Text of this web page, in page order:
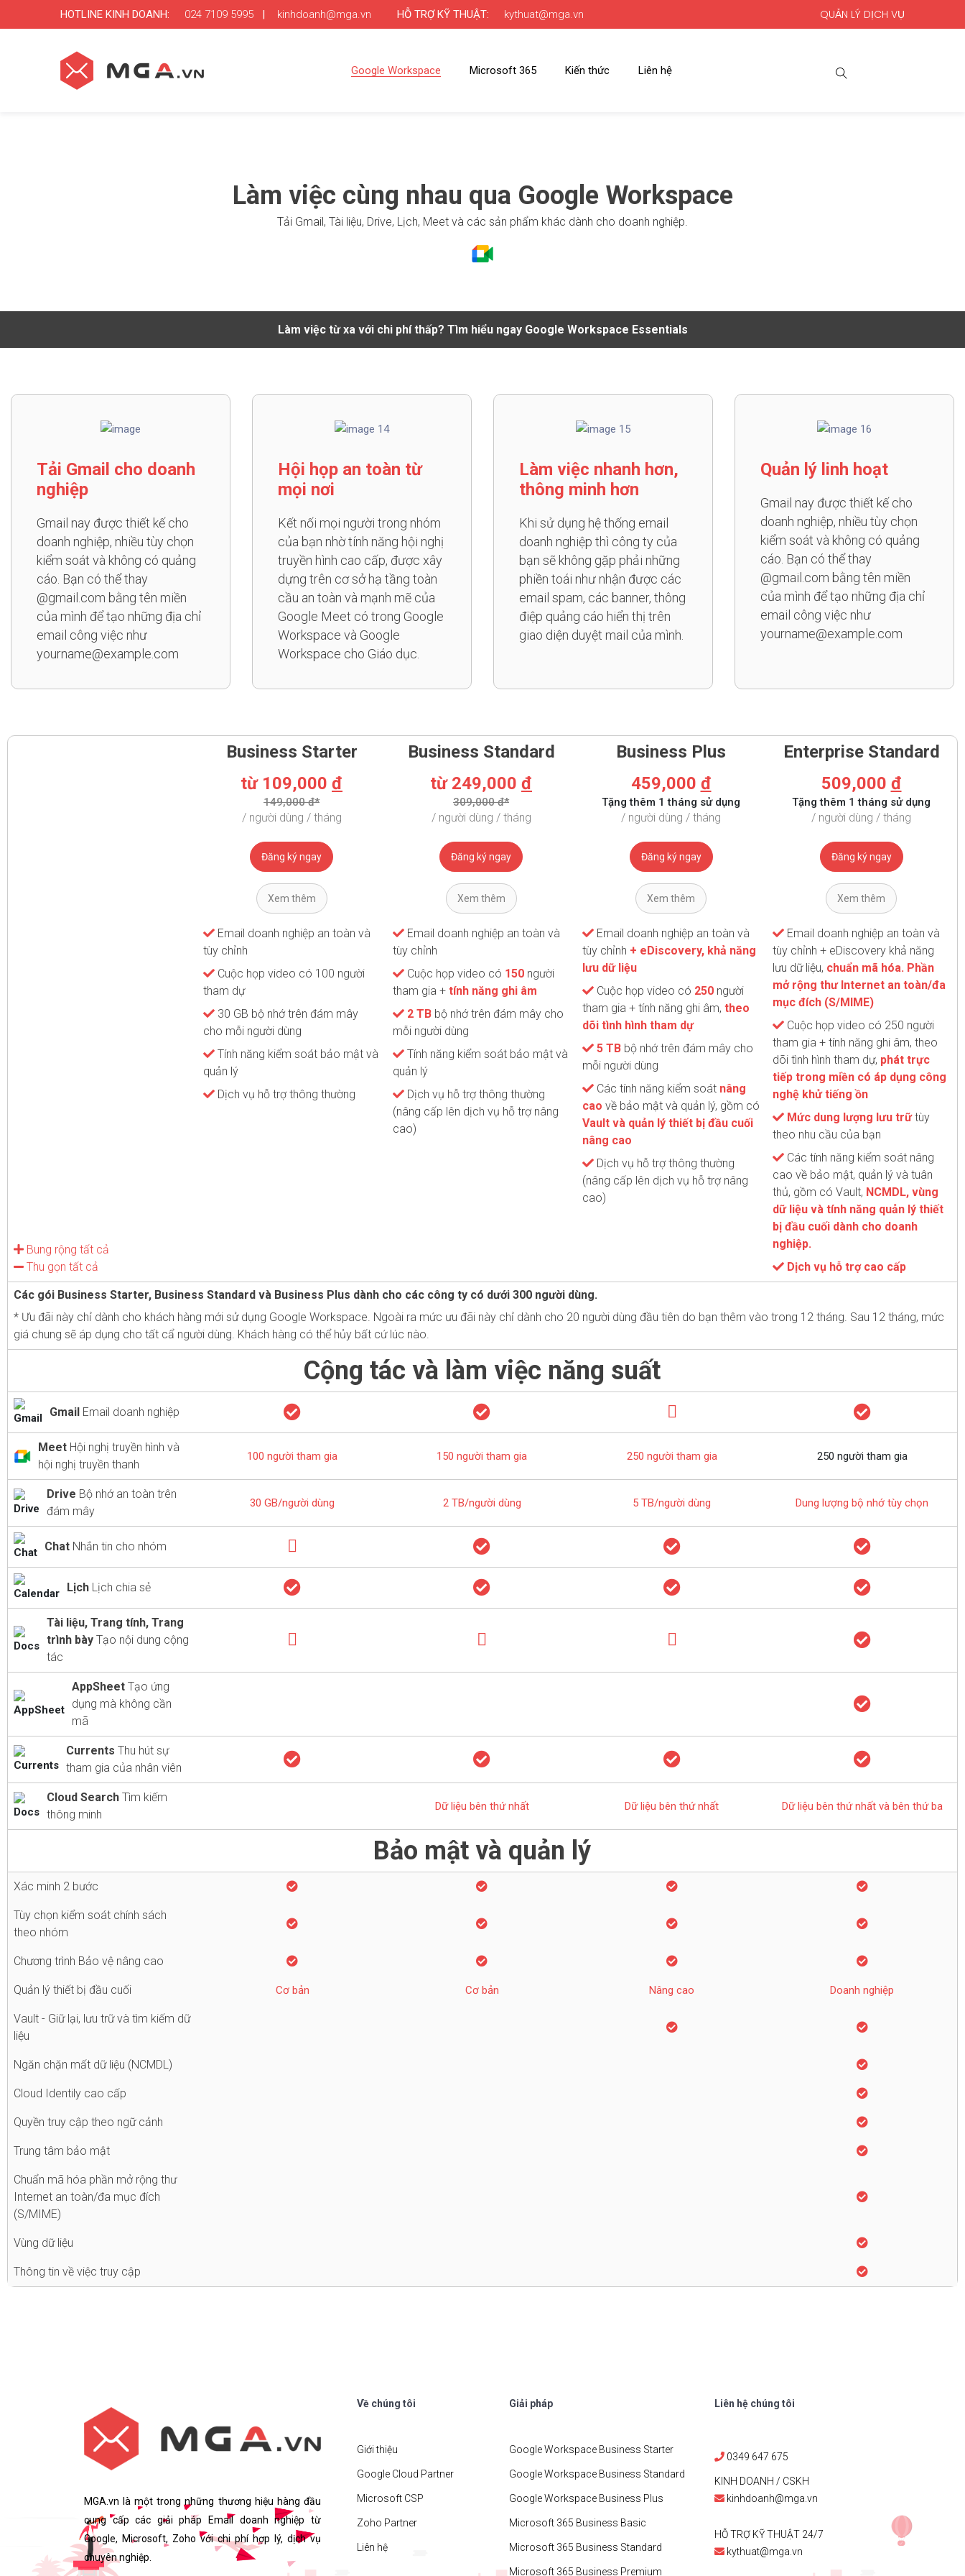
HOTLINE KINH DOANH: 024 7109 5995 | kinhdoanh@mga.vn HỖ TRỢ KỸ THUẬT: kythuat@mga.vn QUẢN LÝ DỊCH VỤ
Google Workspace Microsoft 365 Kiến thức Liên hệ
Làm việc cùng nhau qua Google Workspace
Tải Gmail, Tài liệu, Drive, Lịch, Meet và các sản phẩm khác dành cho doanh nghiệp.
Làm việc từ xa với chi phí thấp? Tìm hiểu ngay Google Workspace Essentials
Tải Gmail cho doanh
nghiệp
Gmail nay được thiết kế cho
doanh nghiệp, nhiều tùy chọn
kiểm soát và không có quảng
cáo. Bạn có thể thay
@gmail.com bằng tên miền
của mình để tạo những địa chỉ
email công việc như
yourname@example.com
Hội họp an toàn từ
mọi nơi
Kết nối mọi người trong nhóm
của bạn nhờ tính năng hội nghị
truyền hình cao cấp, được xây
dựng trên cơ sở hạ tầng toàn
cầu an toàn và mạnh mẽ của
Google Meet có trong Google
Workspace và Google
Workspace cho Giáo dục.
Làm việc nhanh hơn,
thông minh hơn
Khi sử dụng hệ thống email
doanh nghiệp thì công ty của
bạn sẽ không gặp phải những
phiền toái như nhận được các
email spam, các banner, thông
điệp quảng cáo hiển thị trên
giao diện duyệt mail của mình.
Quản lý linh hoạt
Gmail nay được thiết kế cho
doanh nghiệp, nhiều tùy chọn
kiểm soát và không có quảng
cáo. Bạn có thể thay
@gmail.com bằng tên miền
của mình để tạo những địa chỉ
email công việc như
yourname@example.com
Bung rộng tất cả
Thu gọn tất cả
Business Starter Business Standard Business Plus
Enterprise Standard
từ 109,000 đ
149,000 đ*
/ người dùng / tháng
Đăng ký ngay
Xem thêm
từ 249,000 đ
309,000 đ*
/ người dùng / tháng
Đăng ký ngay
Xem thêm
459,000 đ
Tặng thêm 1 tháng sử dụng
/ người dùng / tháng
Đăng ký ngay
Xem thêm
509,000 đ
Tặng thêm 1 tháng sử dụng
/ người dùng / tháng
Đăng ký ngay
Xem thêm
Email doanh nghiệp an toàn và
tùy chỉnh
Cuộc họp video có 100 người
tham dự
30 GB bộ nhớ trên đám mây
cho mỗi người dùng
Tính năng kiểm soát bảo mật và
quản lý
Dịch vụ hỗ trợ thông thường
Email doanh nghiệp an toàn và
tùy chỉnh
Cuộc họp video có 150 người
tham gia + tính năng ghi âm
2 TB bộ nhớ trên đám mây cho
mỗi người dùng
Tính năng kiểm soát bảo mật và
quản lý
Dịch vụ hỗ trợ thông thường
(nâng cấp lên dịch vụ hỗ trợ nâng
cao)
Email doanh nghiệp an toàn và
tùy chỉnh + eDiscovery, khả năng
lưu dữ liệu
Cuộc họp video có 250 người
tham gia + tính năng ghi âm, theo
dõi tình hình tham dự
5 TB bộ nhớ trên đám mây cho
mỗi người dùng
Các tính năng kiểm soát nâng
cao về bảo mật và quản lý, gồm có
Vault và quản lý thiết bị đầu cuối
nâng cao
Dịch vụ hỗ trợ thông thường
(nâng cấp lên dịch vụ hỗ trợ nâng
cao)
Email doanh nghiệp an toàn và
tùy chỉnh + eDiscovery khả năng
lưu dữ liệu, chuẩn mã hóa. Phần
mở rộng thư Internet an toàn/đa
mục đích (S/MIME)
Cuộc họp video có 250 người
tham gia + tính năng ghi âm, theo
dõi tình hình tham dự, phát trực
tiếp trong miền có áp dụng công
nghệ khử tiếng ồn
Mức dung lượng lưu trữtùy
theo nhu cầu của bạn
Các tính năng kiểm soát nâng
cao về bảo mật, quản lý và tuân
thủ, gồm có Vault, NCMDL, vùng
dữ liệu và tính năng quản lý thiết
bị đầu cuối dành cho doanh
nghiệp.
Dịch vụ hỗ trợ cao cấp
Các gói Business Starter, Business Standard và Business Plus dành cho các công ty có dưới 300 người dùng.
* Ưu đãi này chỉ dành cho khách hàng mới sử dụng Google Workspace. Ngoài ra mức ưu đãi này chỉ dành cho 20 người dùng đầu tiên do bạn thêm vào trong 12 tháng. Sau 12 tháng, mức
giá chung sẽ áp dụng cho tất cẩ người dùng. Khách hàng có thể hủy bất cứ lúc nào.
Cộng tác và làm việc năng suất
Gmail Email doanh nghiệp
Meet Hội nghị truyền hình và
hội nghị truyền thanh
100 người tham gia 150 người tham gia 250 người tham gia 250 người tham gia
Drive Bộ nhớ an toàn trên
đám mây
30 GB/người dùng 2 TB/người dùng 5 TB/người dùng Dung lượng bộ nhớ tùy chọn
Chat Nhắn tin cho nhóm
Lịch Lịch chia sẻ
Tài liệu, Trang tính, Trang
trình bày Tạo nội dung cộng
tác
AppSheet Tạo ứng
dụng mà không cần
mã
Currents Thu hút sự
tham gia của nhân viên
Cloud Search Tìm kiếm
thông minh
Dữ liệu bên thứ nhất Dữ liệu bên thứ nhất Dữ liệu bên thứ nhất và bên thứ ba
Bảo mật và quản lý
Xác minh 2 bước
Tùy chọn kiểm soát chính sách
theo nhóm
Chương trình Bảo vệ nâng cao
Quản lý thiết bị đầu cuối Cơ bản Cơ bản Nâng cao Doanh nghiệp
Vault - Giữ lại, lưu trữ và tìm kiếm dữ
liệu
Ngăn chặn mất dữ liệu (NCMDL)
Cloud Identily cao cấp
Quyền truy cập theo ngữ cảnh
Trung tâm bảo mật
Chuẩn mã hóa phần mở rộng thư
Internet an toàn/đa mục đích
(S/MIME)
Vùng dữ liệu
Thông tin về việc truy cập
MGA.vn là một trong những thương hiệu hàng đầu
cung cấp các giải pháp Email doanh nghiệp từ
Google, Microsoft, Zoho với chi phí hợp lý, dịch vụ
chuyên nghiệp.
Về chúng tôi
Giới thiệu
Google Cloud Partner
Microsoft CSP
Zoho Partner
Liên hệ
Giải pháp
Google Workspace Business Starter
Google Workspace Business Standard
Google Workspace Business Plus
Microsoft 365 Business Basic
Microsoft 365 Business Standard
Microsoft 365 Business Premium
Liên hệ chúng tôi
0349 647 675
KINH DOANH / CSKH
kinhdoanh@mga.vn
HỖ TRỢ KỸ THUẬT 24/7
kythuat@mga.vn